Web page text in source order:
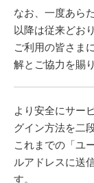
なお、一度あら
以降は従来どお
ご利用の皆さま
解とご協力を賜
より安全にサー
グイン方法を二
これまでの「ユ
ルアドレスに送
す。